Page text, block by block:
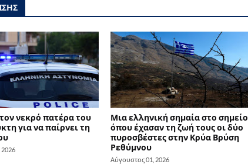
νεκρό πατέρα του
για να παίρνει τη
Μια ελληνική σημαία στο σημείο
όπου έχασαν τη ζωή τους οι δύο
πυροσβέστες στην Κρύα Βρύση
Ρεθύμνου
Αύγουστος 01, 2026